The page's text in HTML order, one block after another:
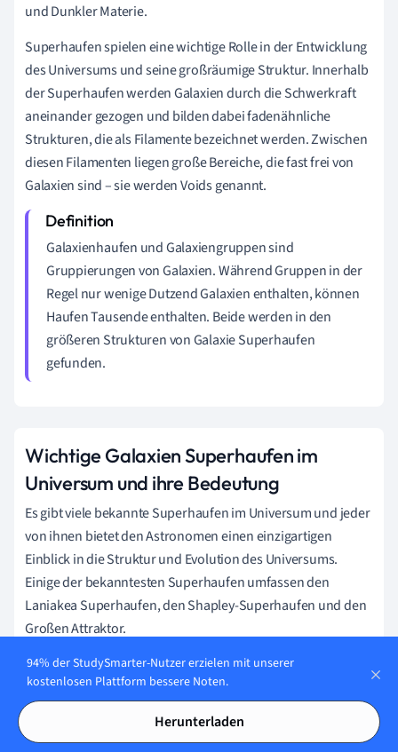
und Dunkler Materie.
Superhaufen spielen eine wichtige Rolle in der Entwicklung
des Universums und seine großräumige Struktur. Innerhalb
der Superhaufen werden Galaxien durch die Schwerkraft
aneinander gezogen und bilden dabei fadenähnliche
Strukturen, die als Filamente bezeichnet werden. Zwischen
diesen Filamenten liegen große Bereiche, die fast frei von
Galaxien sind – sie werden Voids genannt.
Galaxienhaufen und Galaxiengruppen sind
Gruppierungen von Galaxien. Während Gruppen in der
Regel nur wenige Dutzend Galaxien enthalten, können
Haufen Tausende enthalten. Beide werden in den
größeren Strukturen von Galaxie Superhaufen
gefunden.
Wichtige Galaxien Superhaufen im
Universum und ihre Bedeutung
Es gibt viele bekannte Superhaufen im Universum und jeder
von ihnen bietet den Astronomen einen einzigartigen
Einblick in die Struktur und Evolution des Universums.
Einige der bekanntesten Superhaufen umfassen den
Laniakea Superhaufen, den Shapley-Superhaufen und den
Großen Attraktor.
DerLaniakea Superhaufenist der Superhaufen, in dem
sich unsere eigene Galaxie, die Milchstraße, befindet. Er
enthält etwa 100.000 Galaxien und hat einen
Durchmesser von etwa 500 Millionen Lichtjahren.
94% der StudySmarter-Nutzer erzielen mit unserer
kostenlosen Plattform bessere Noten.
Herunterladen